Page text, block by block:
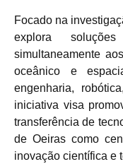
Focado na
explora
simultaneamente
oceânico e
engenharia,
iniciativa visa
transferência de
de Oeiras como
inovação científica e